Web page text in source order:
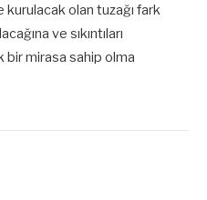
kurulacak olan tuzağı fark
ve sıkıntıları
bir mirasa sahip olma